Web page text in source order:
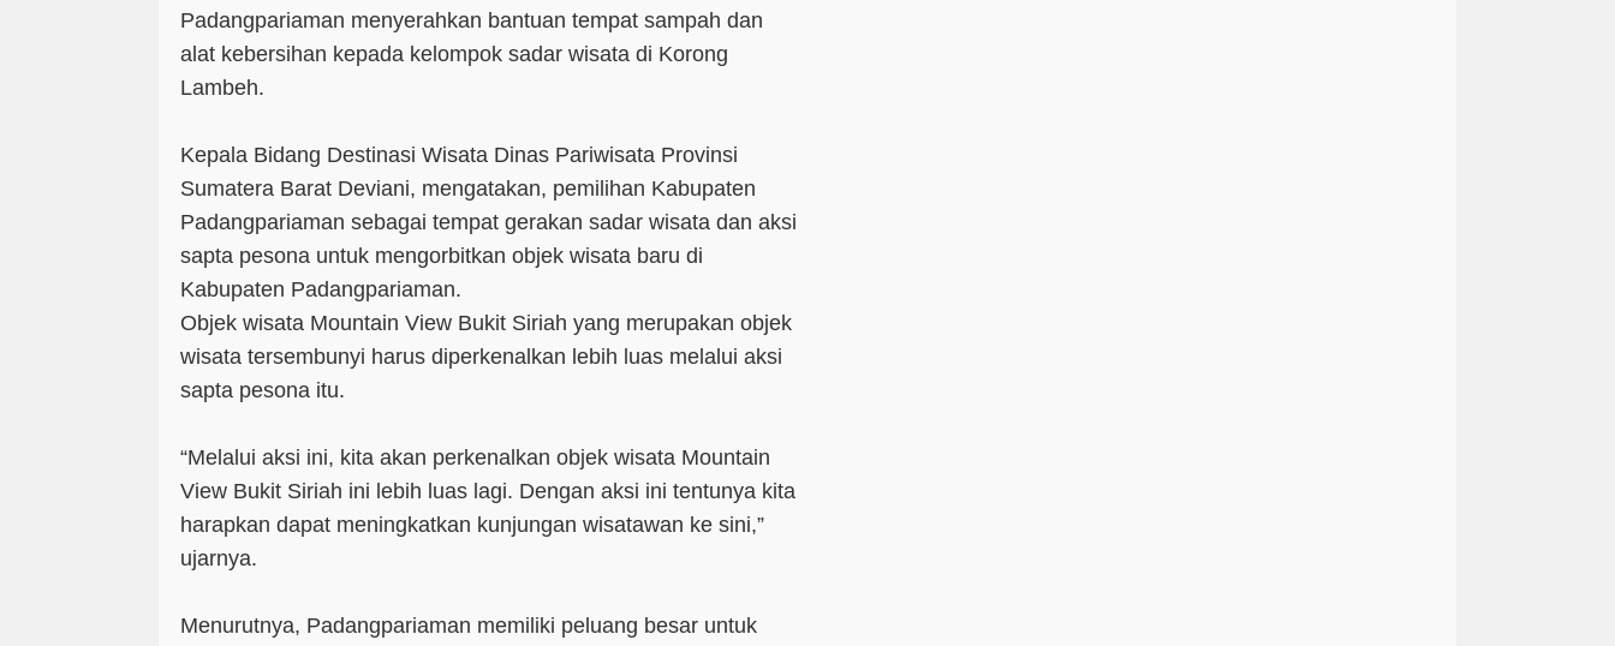
Padangpariaman menyerahkan bantuan tempat sampah dan
alat kebersihan kepada kelompok sadar wisata di Korong
Lambeh.
Kepala Bidang Destinasi Wisata Dinas Pariwisata Provinsi
Sumatera Barat Deviani, mengatakan, pemilihan Kabupaten
Padangpariaman sebagai tempat gerakan sadar wisata dan aksi
sapta pesona untuk mengorbitkan objek wisata baru di
Kabupaten Padangpariaman.
Objek wisata Mountain View Bukit Siriah yang merupakan objek
wisata tersembunyi harus diperkenalkan lebih luas melalui aksi
sapta pesona itu.
“Melalui aksi ini, kita akan perkenalkan objek wisata Mountain
View Bukit Siriah ini lebih luas lagi. Dengan aksi ini tentunya kita
harapkan dapat meningkatkan kunjungan wisatawan ke sini,”
ujarnya.
Menurutnya, Padangpariaman memiliki peluang besar untuk